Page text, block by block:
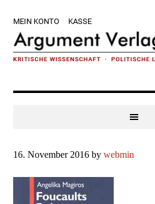
Hauptnavigation
springen
main
content
Hauptsidebar
springen
Fußzeile
springen
MEIN KONTO KASSE
16. November 2016 bywebmin